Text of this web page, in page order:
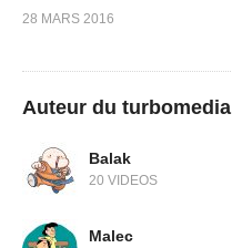
28 MARS 2016
Auteur du turbomedia
Balak
20 VIDEOS
Malec